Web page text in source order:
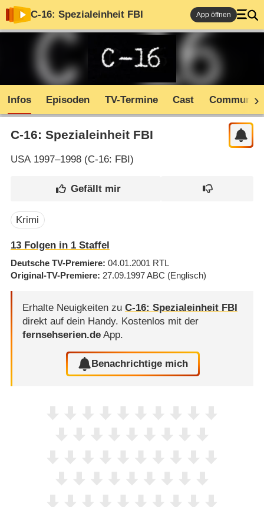
C-16: Spezialeinheit FBI App öffnen
Infos Episoden TV-Termine Cast Community
C-16: Spezialeinheit FBI
USA1997–1998 (C-16: FBI )
Krimi
13 Folgen in 1 Staffel
Deutsche TV-Premiere 04.01.2001 RTL
Original-TV-Premiere 27.09.1997ABC (Englisch)
Erhalte Neuigkeiten zu C-16: Spezialeinheit FBI
direkt auf dein Handy. Kostenlos mit der
fernsehserien.deApp.
Benachrichtige mich